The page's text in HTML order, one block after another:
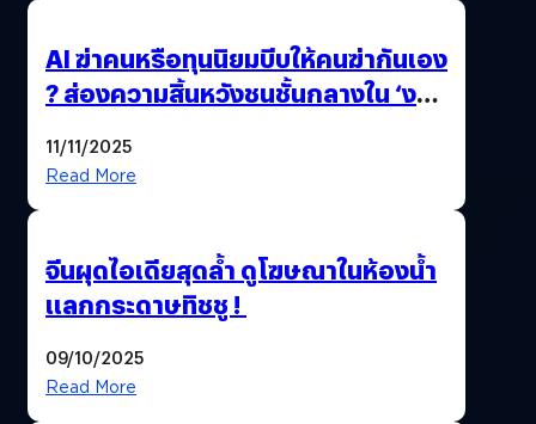
AI ฆ่าคนหรือทุนนิยมบีบให้คนฆ่ากันเอง
? ส่องความสิ้นหวังชนชั้นกลางใน ‘งาน
11/11/2025
Read More
จีนผุดไอเดียสุดล้ำ ดูโฆษณาในห้องน้ำ
แลกกระดาษทิชชู !
09/10/2025
Read More